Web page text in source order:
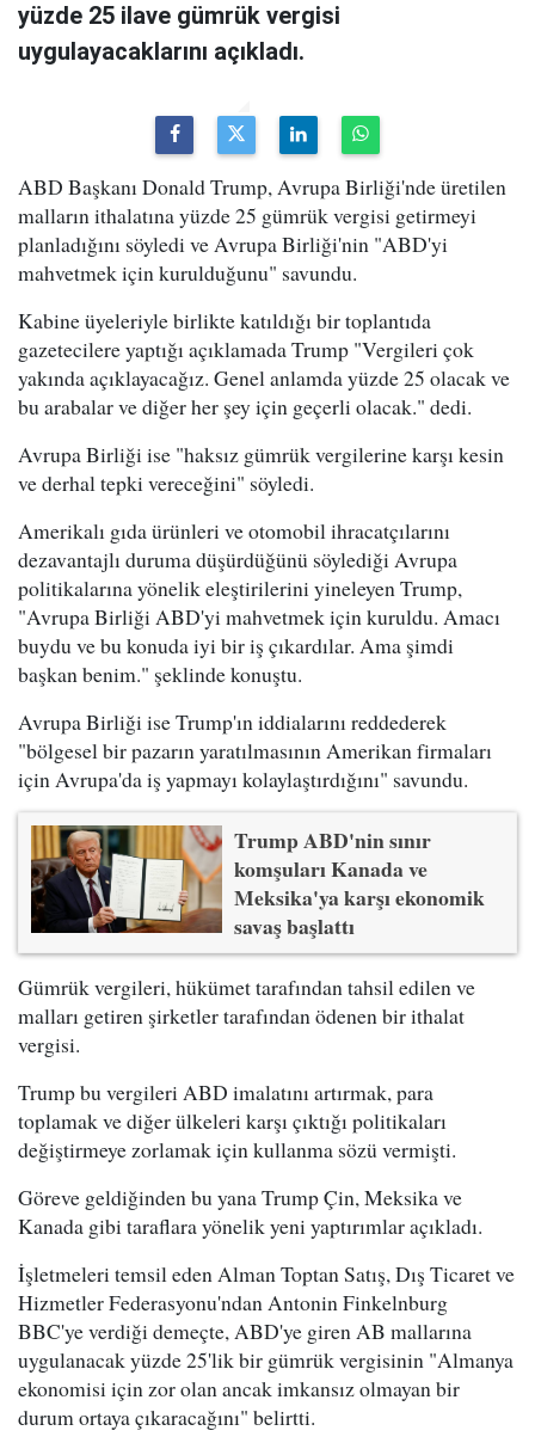
yüzde 25 ilave gümrük vergisi
uygulayacaklarını açıkladı.
ABD Başkanı Donald Trump, Avrupa Birliği'nde üretilen
malların ithalatına yüzde 25 gümrük vergisi getirmeyi
planladığını söyledi ve Avrupa Birliği'nin "ABD'yi
mahvetmek için kurulduğunu" savundu.
Kabine üyeleriyle birlikte katıldığı bir toplantıda
gazetecilere yaptığı açıklamada Trump "Vergileri çok
yakında açıklayacağız. Genel anlamda yüzde 25 olacak ve
bu arabalar ve diğer her şey için geçerli olacak." dedi.
Avrupa Birliği ise "haksız gümrük vergilerine karşı kesin
ve derhal tepki vereceğini" söyledi.
Amerikalı gıda ürünleri ve otomobil ihracatçılarını
dezavantajlı duruma düşürdüğünü söylediği Avrupa
politikalarına yönelik eleştirilerini yineleyen Trump,
"Avrupa Birliği ABD'yi mahvetmek için kuruldu. Amacı
buydu ve bu konuda iyi bir iş çıkardılar. Ama şimdi
başkan benim." şeklinde konuştu.
Avrupa Birliği ise Trump'ın iddialarını reddederek
"bölgesel bir pazarın yaratılmasının Amerikan firmaları
için Avrupa'da iş yapmayı kolaylaştırdığını" savundu.
Trump ABD'nin sınır
komşuları Kanada ve
Meksika'ya karşı ekonomik
savaş başlattı
Gümrük vergileri, hükümet tarafından tahsil edilen ve
malları getiren şirketler tarafından ödenen bir ithalat
vergisi.
Trump bu vergileri ABD imalatını artırmak, para
toplamak ve diğer ülkeleri karşı çıktığı politikaları
değiştirmeye zorlamak için kullanma sözü vermişti.
Göreve geldiğinden bu yana Trump Çin, Meksika ve
Kanada gibi taraflara yönelik yeni yaptırımlar açıkladı.
İşletmeleri temsil eden Alman Toptan Satış, Dış Ticaret ve
Hizmetler Federasyonu'ndan Antonin Finkelnburg
BBC'ye verdiği demeçte, ABD'ye giren AB mallarına
uygulanacak yüzde 25'lik bir gümrük vergisinin "Almanya
ekonomisi için zor olan ancak imkansız olmayan bir
durum ortaya çıkaracağını" belirtti.